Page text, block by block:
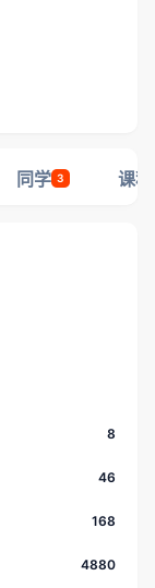
同学 3 课
8
46
168
4880